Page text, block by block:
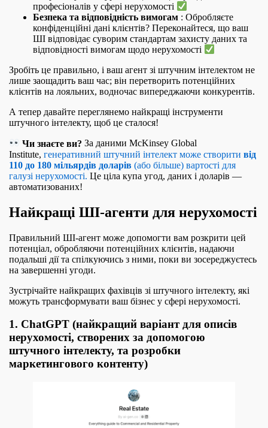
професіоналів у сфері нерухомості
Безпека та відповідність вимогам : Обробляєте
конфіденційні дані клієнтів? Переконайтеся, що ваш
ШІ відповідає суворим стандартам захисту даних та
відповідності вимогам щодо нерухомості
Зробіть це правильно, і ваш агент зі штучним інтелектом не
лише заощадить ваш час; він перетворить потенційних
клієнтів на лояльних, водночас випереджаючи конкурентів.
А тепер давайте переглянемо найкращі інструменти
штучного інтелекту, щоб це сталося!
Чи знаєте ви? За даними McKinsey Global
Institute, генеративний штучний інтелект може створити від
110 до 180 мільярдів доларів (або більше) вартості для
галузі нерухомості. Це ціла купа угод, даних і доларів —
автоматизованих!
Найкращі ШІ-агенти для нерухомості
Правильний ШІ-агент може допомогти вам розкрити цей
потенціал, обробляючи потенційних клієнтів, надаючи
подальші дії та спілкуючись з ними, поки ви зосереджуєтесь
на завершенні угоди.
Зустрічайте найкращих фахівців зі штучного інтелекту, які
можуть трансформувати ваш бізнес у сфері нерухомості.
1. ChatGPT (найкращий варіант для описів
нерухомості, створених за допомогою
штучного інтелекту, та розробки
маркетингового контенту)